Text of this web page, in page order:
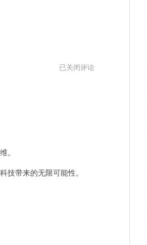
西
部
已关闭评论
。
带来的无限可能性。